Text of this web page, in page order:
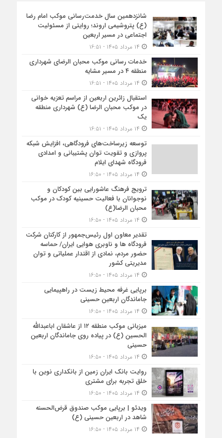
شانزدهمین سال خدمت‌رسانی موکب امام رضا
(ع) پتروشیمی اروند؛ روایتی از مسئولیت
اجتماعی در مسیر اربعین
خدمات رسانی موکب محبان الرضای شهرداری
منطقه ۴ در مسیر مشایه
استقبال زائرین اربعین از مراسم تعزیه خوانی
در موکب محبان الرضا (ع) شهرداری منطقه
یک
توسعه زیرساخت‌های فرودگاهی، افزایش شبکه
پروازی و تقویت توان پشتیبانی و امدادی
فرودگاه شهدای ایلام
ترویج فرهنگ عاشورایی بین کودکان و
نوجوانان با فعالیت حسینیه کودک در موکب
محبان الرضا(ع)
تقدیر معاون اول رئیس‌جمهور از کارکنان شرکت
فرودگاه ها و ناوبری هوایی ایران/ حماسه
حضور مردم، نمادی از اقتدار عملیاتی و توان
مدیریتی کشور
برپایی غرفه محیط زیست در راهپیمایی
جاماندگان اربعین حسینی
میزبانی موکب منطقه ۱۲ از عاشقان اباعبدالله
الحسین (ع) در پیاده روی جاماندگان اربعین
حسینی
روایت بانک ایران زمین از بانکداری نوین با
خلق تجربه برای مشتری
ویدئو | برپایی موکب صندوق قرض‌الحسنه
شاهد در اربعین حسینی (ع)